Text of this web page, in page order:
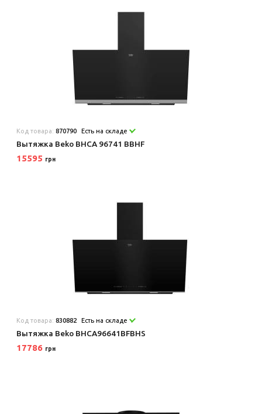
Код товара:870790 Есть на складе
Вытяжка Beko BHCA 96741 BBHF
15595 грн
Код товара:830882 Есть на складе
Вытяжка Beko BHCA96641BFBHS
17786 грн